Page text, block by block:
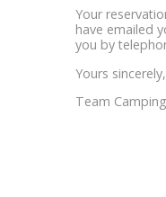
Your
have emailed
you by
Yours sincerely,
Team